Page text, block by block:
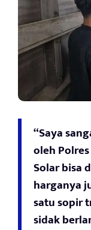
“Saya
oleh
Solar bisa
harganya
satu sopir
sidak